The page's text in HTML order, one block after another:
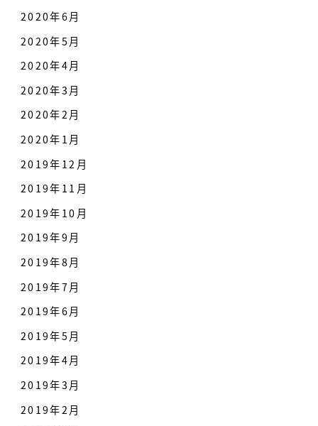
2020年6月
2020年5月
2020年4月
2020年3月
2020年2月
2020年1月
2019年12月
2019年11月
2019年10月
2019年9月
2019年8月
2019年7月
2019年6月
2019年5月
2019年4月
2019年3月
2019年2月